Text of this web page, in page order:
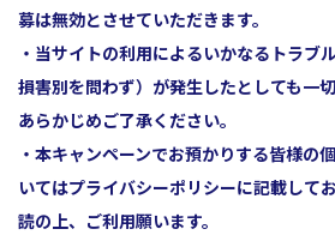
募は無効とさせていただきます。
・当サイトの利用によるいかなるトラブ
損害別を問わず）が発生したとしても一
あらかじめご了承ください。
・本キャンペーンでお預かりする皆様の
いてはプライバシーポリシーに記載して
読の上、ご利用願います。